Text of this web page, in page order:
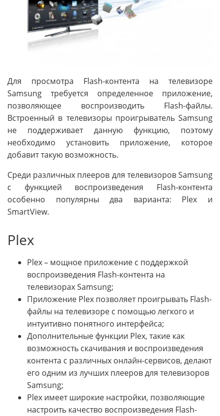
Для просмотра Flash-контента на телевизоре
Samsung требуется определенное приложение,
позволяющее воспроизводить Flash-файлы.
Встроенный в телевизоры проигрыватель Samsung
не поддерживает данную функцию, поэтому
необходимо установить приложение, которое
добавит такую возможность.
Среди различных плееров для телевизоров Samsung
с функцией воспроизведения Flash-контента
особенно популярны два варианта: Plex и
SmartView.
Plex
Plex – мощное приложение с поддержкой
воспроизведения Flash-контента на
телевизорах Samsung;
Приложение Plex позволяет проигрывать Flash-
файлы на телевизоре с помощью легкого и
интуитивно понятного интерфейса;
Дополнительные функции Plex, такие как
возможность скачивания и воспроизведения
контента с различных онлайн-сервисов, делают
его одним из лучших плееров для телевизоров
Samsung;
Plex имеет широкие настройки, позволяющие
настроить качество воспроизведения Flash-